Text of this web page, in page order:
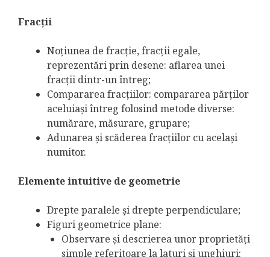
Fracţii
Noţiunea de fracţie, fracţii egale,
reprezentări prin desene: aflarea unei
fracţii dintr-un întreg;
Compararea fracţiilor: compararea părţilor
aceluiaşi întreg folosind metode diverse:
numărare, măsurare, grupare;
Adunarea şi scăderea fracţiilor cu acelaşi
numitor.
Elemente intuitive de geometrie
Drepte paralele şi drepte perpendiculare;
Figuri geometrice plane:
Observare şi descrierea unor proprietăţi
simple referitoare la laturi şi unghiuri: